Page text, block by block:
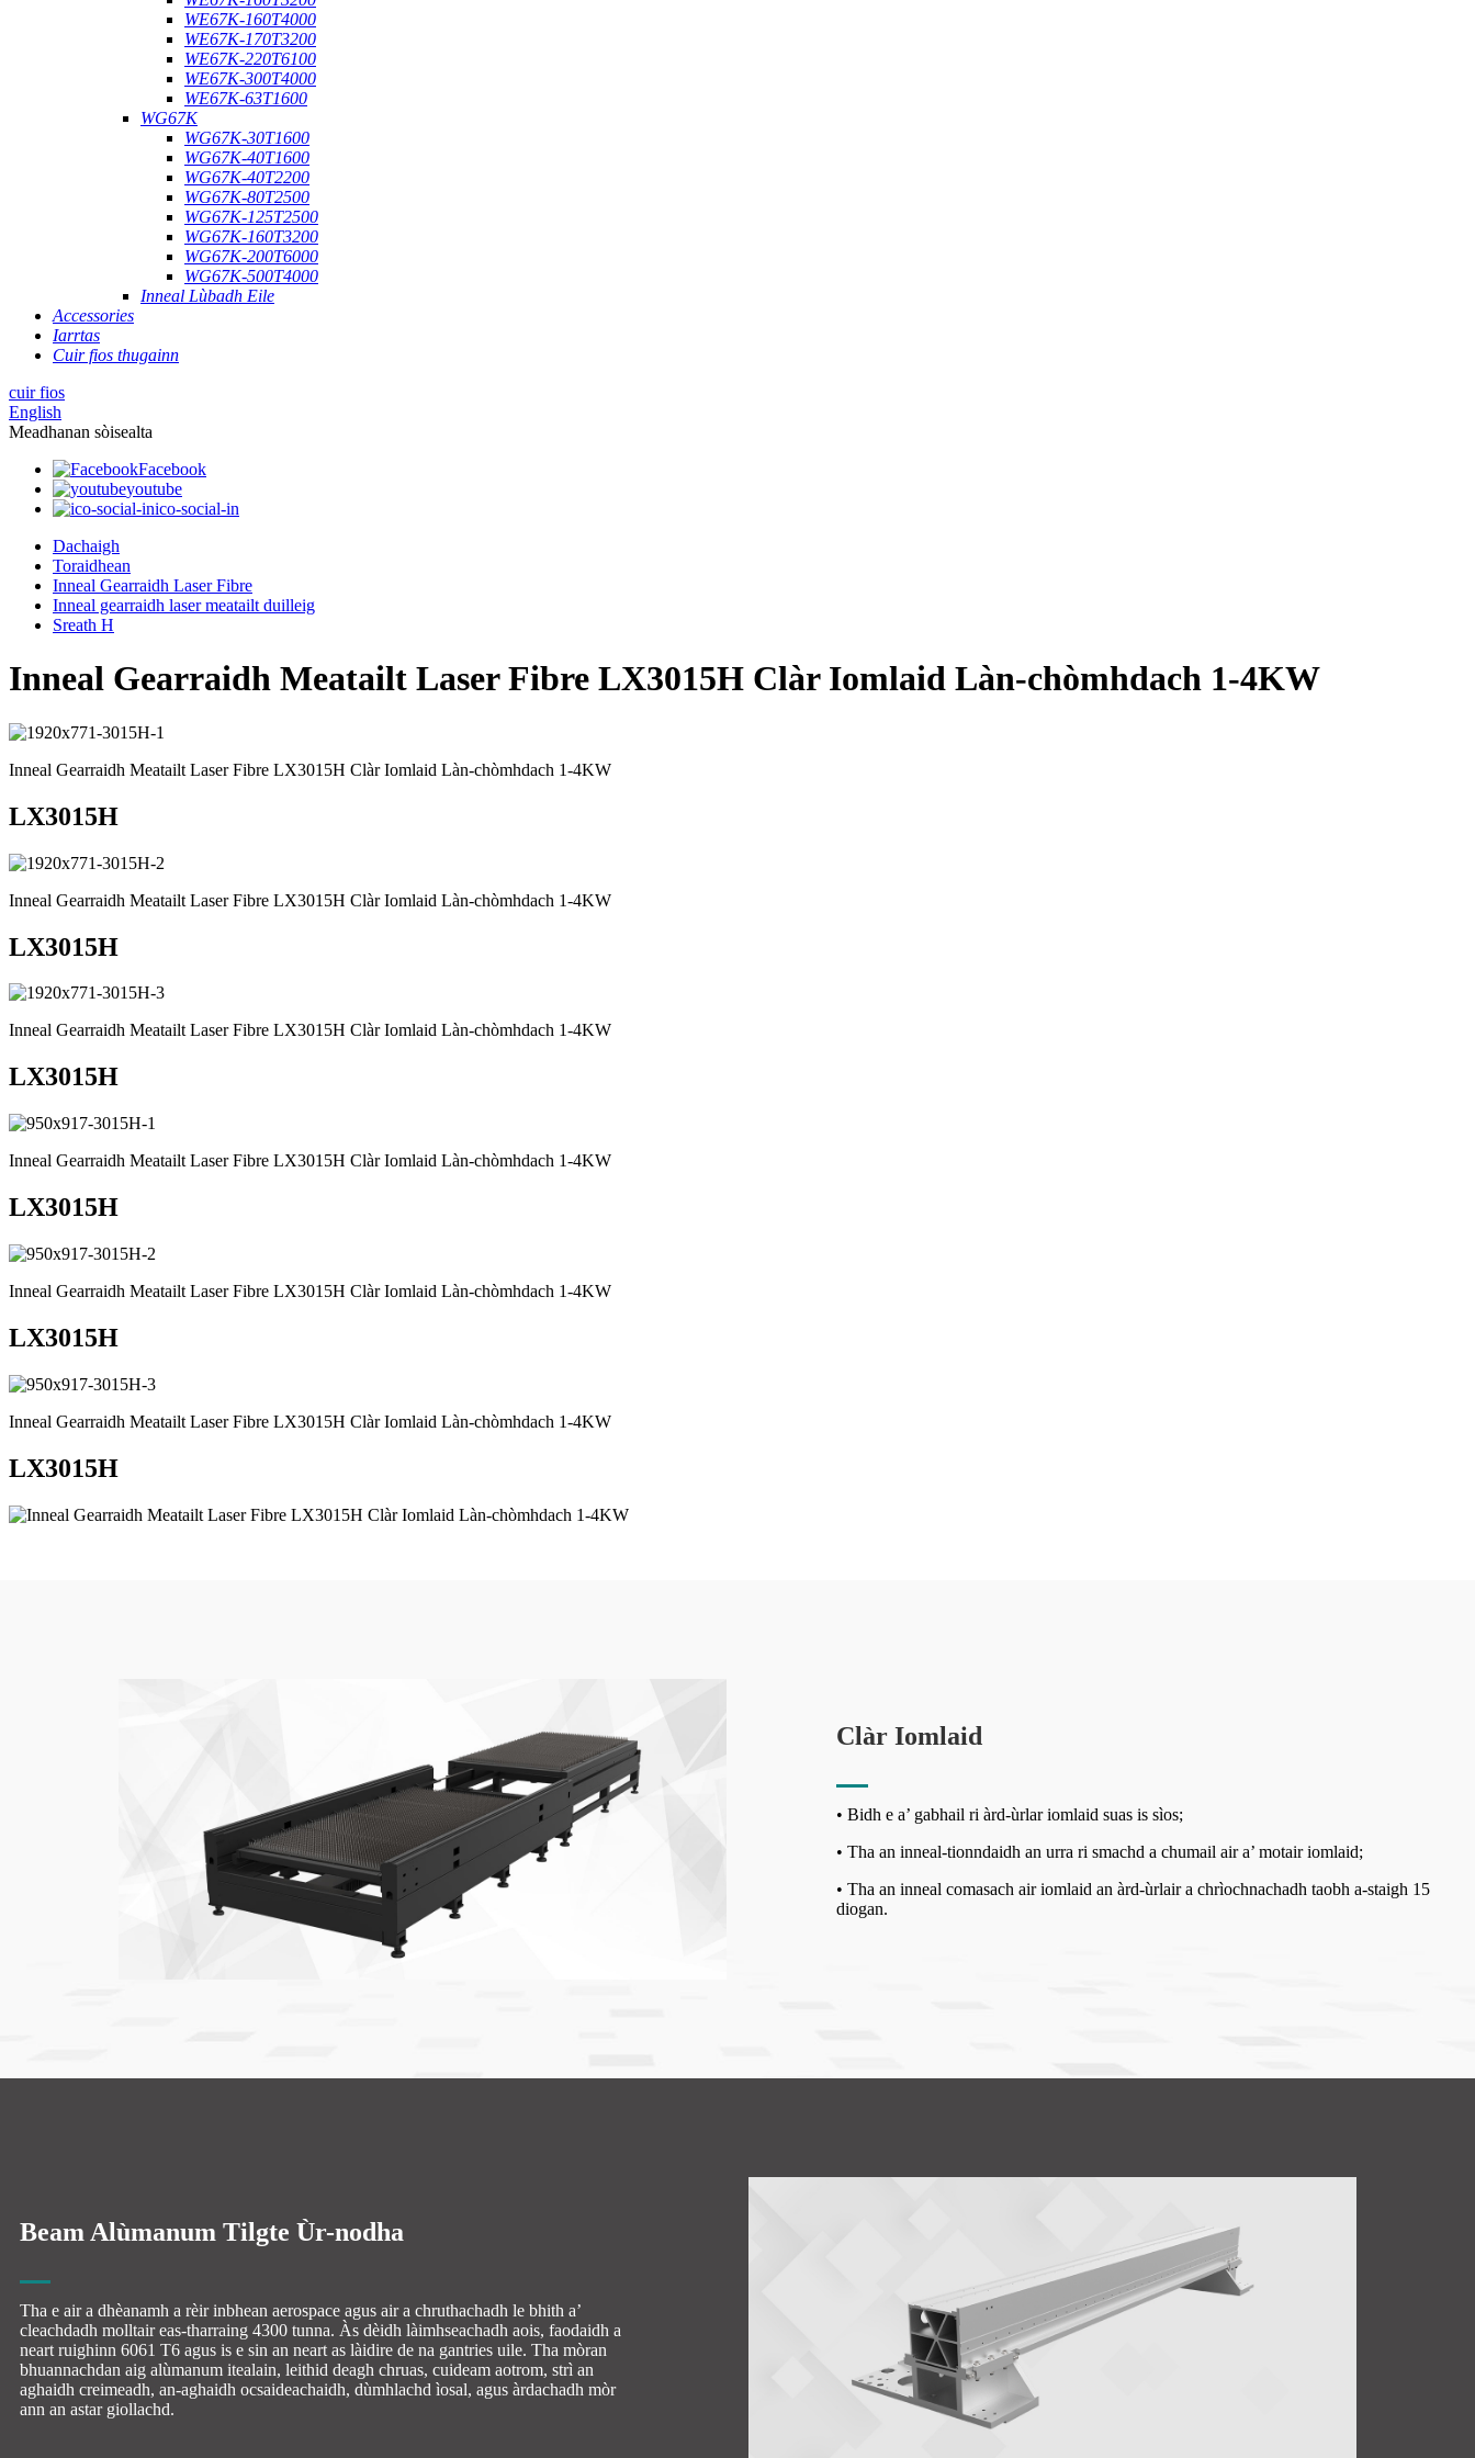
WE67K-160T4000
WE67K-170T3200
WE67K-220T6100
WE67K-300T4000
WE67K-63T1600
WG67K
WG67K-30T1600
WG67K-40T1600
WG67K-40T2200
WG67K-80T2500
WG67K-125T2500
WG67K-160T3200
WG67K-200T6000
WG67K-500T4000
Inneal Lùbadh Eile
Accessories
Iarrtas
Cuir fios thugainn
cuir fios
English
Meadhanan sòisealta
Facebook
youtube
ico-social-in
Dachaigh
Toraidhean
Inneal Gearraidh Laser Fibre
Inneal gearraidh laser meatailt duilleig
Sreath H
Inneal Gearraidh Meatailt Laser Fibre LX3015H Clàr Iomlaid Làn-chòmhdach 1-4KW
Inneal Gearraidh Meatailt Laser Fibre LX3015H Clàr Iomlaid Làn-chòmhdach 1-4KW
LX3015H
Inneal Gearraidh Meatailt Laser Fibre LX3015H Clàr Iomlaid Làn-chòmhdach 1-4KW
LX3015H
Inneal Gearraidh Meatailt Laser Fibre LX3015H Clàr Iomlaid Làn-chòmhdach 1-4KW
LX3015H
Inneal Gearraidh Meatailt Laser Fibre LX3015H Clàr Iomlaid Làn-chòmhdach 1-4KW
LX3015H
Inneal Gearraidh Meatailt Laser Fibre LX3015H Clàr Iomlaid Làn-chòmhdach 1-4KW
LX3015H
Inneal Gearraidh Meatailt Laser Fibre LX3015H Clàr Iomlaid Làn-chòmhdach 1-4KW
LX3015H
Clàr Iomlaid
• Bidh e a’ gabhail ri àrd-ùrlar iomlaid suas is sìos;
• Tha an inneal-tionndaidh an urra ri smachd a chumail air a’ motair iomlaid;
• Tha an inneal comasach air iomlaid an àrd-ùrlair a chrìochnachadh taobh a-staigh 15
diogan.
Beam Alùmanum Tilgte Ùr-nodha
Tha e air a dhèanamh a rèir inbhean aerospace agus air a chruthachadh le bhith a’
cleachdadh molltair eas-tharraing 4300 tunna. Às dèidh làimhseachadh aois, faodaidh a
neart ruighinn 6061 T6 agus is e sin an neart as làidire de na gantries uile. Tha mòran
bhuannachdan aig alùmanum itealain, leithid deagh chruas, cuideam aotrom, strì an
aghaidh creimeadh, an-aghaidh ocsaideachaidh, dùmhlachd ìosal, agus àrdachadh mòr
ann an astar giollachd.